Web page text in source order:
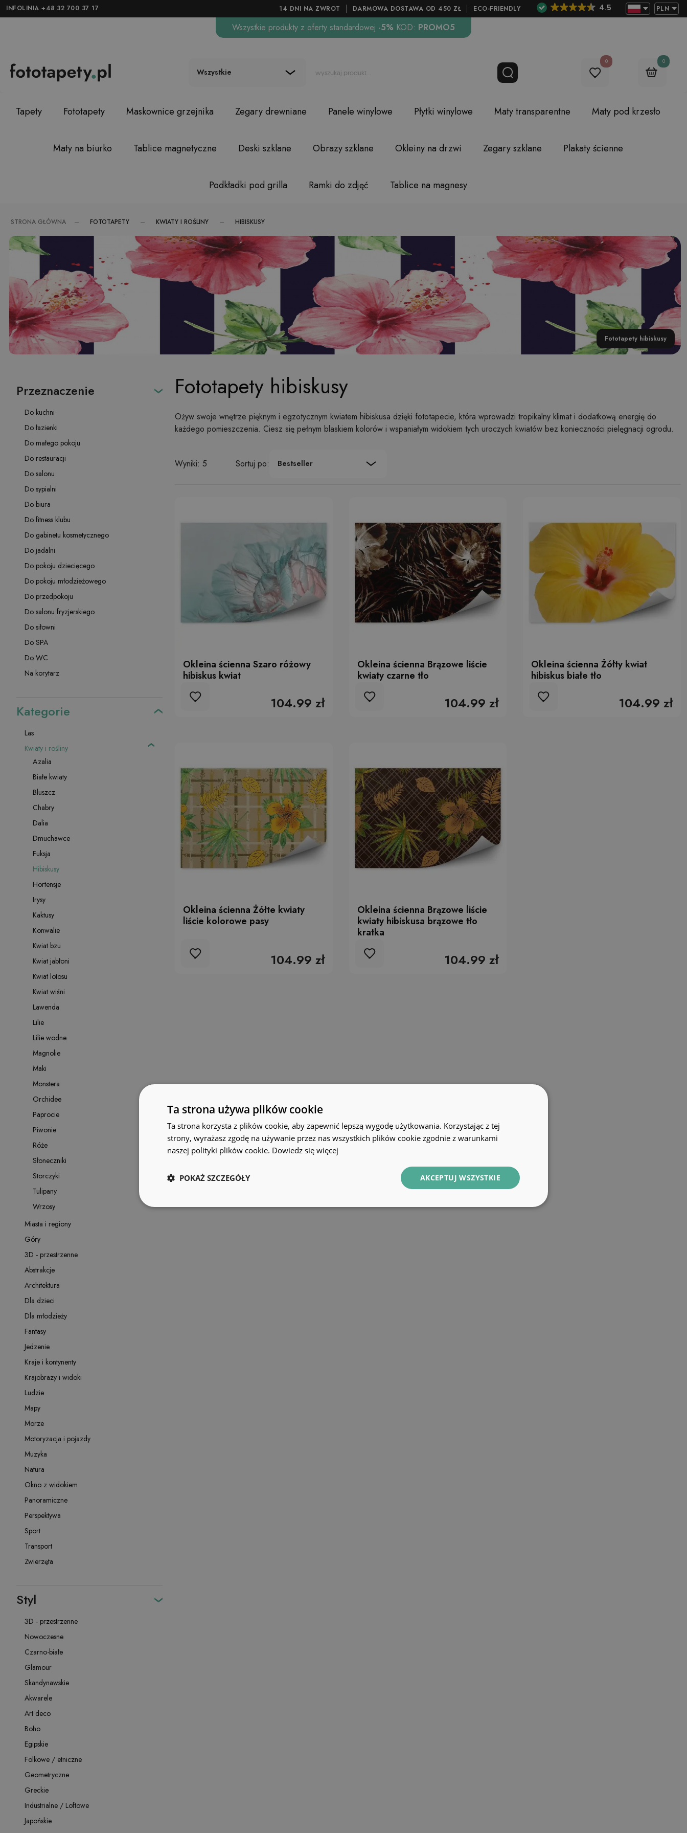
INFOLINIA +48 32 700 37 17 14 DNI NA ZWROT DARMOWA DOSTAWA OD 450 ZŁ ECO-FRIENDLY 4.5 PLN
Wszystkie produkty z oferty standardowej -5% KOD: PROMO5
Wszystkie
0 0
Tapety Fototapety Maskownice grzejnika Zegary drewniane Panele winylowe Płytki winylowe Maty transparentne Maty pod krzesło
Maty na biurko Tablice magnetyczne Deski szklane Obrazy szklane Okleiny na drzwi Zegary szklane Plakaty ścienne
Podkładki pod grilla Ramki do zdjęć Tablice na magnesy
STRONA GŁÓWNA FOTOTAPETY KWIATY I ROŚLINY HIBISKUSY
Fototapety hibiskusy
Przeznaczenie
Do kuchni
Do łazienki
Do małego pokoju
Do restauracji
Do salonu
Do sypialni
Do biura
Do fitness klubu
Do gabinetu kosmetycznego
Do jadalni
Do pokoju dziecięcego
Do pokoju młodzieżowego
Do przedpokoju
Do salonu fryzjerskiego
Do siłowni
Do SPA
Do WC
Na korytarz
Kategorie
Las
Kwiaty i rośliny
Azalia
Białe kwiaty
Bluszcz
Chabry
Dalia
Dmuchawce
Fuksja
Hibiskusy
Hortensje
Irysy
Kaktusy
Konwalie
Kwiat bzu
Kwiat jabłoni
Kwiat lotosu
Kwiat wiśni
Lawenda
Lilie
Lilie wodne
Magnolie
Maki
Monstera
Orchidee
Paprocie
Piwonie
Róże
Słoneczniki
Storczyki
Tulipany
Wrzosy
Miasta i regiony
Góry
3D - przestrzenne
Abstrakcje
Architektura
Dla dzieci
Dla młodzieży
Fantasy
Jedzenie
Kraje i kontynenty
Krajobrazy i widoki
Ludzie
Mapy
Morze
Motoryzacja i pojazdy
Muzyka
Natura
Okno z widokiem
Panoramiczne
Perspektywa
Sport
Transport
Zwierzęta
Styl
3D - przestrzenne
Nowoczesne
Czarno-białe
Glamour
Skandynawskie
Akwarele
Art deco
Boho
Egipskie
Folkowe / etniczne
Geometryczne
Greckie
Industrialne / Loftowe
Japońskie
Fototapety hibiskusy
Ożyw swoje wnętrze pięknym i egzotycznym kwiatem hibiskusa dzięki fototapecie, która wprowadzi tropikalny klimat i dodatkową energię do
każdego pomieszczenia. Ciesz się pełnym blaskiem kolorów i wspaniałym widokiem tych uroczych kwiatów bez konieczności pielęgnacji ogrodu.
Wyniki: 5 Sortuj po: Bestseller
Okleina ścienna Szaro różowy
hibiskus kwiat
104.99 zł
Okleina ścienna Brązowe liście
kwiaty czarne tło
104.99 zł
Okleina ścienna Żółty kwiat
hibiskus białe tło
104.99 zł
Okleina ścienna Żółte kwiaty
liście kolorowe pasy
104.99 zł
Okleina ścienna Brązowe liście
kwiaty hibiskusa brązowe tło
kratka
104.99 zł
Ta strona używa plików cookie
Ta strona korzysta z plików cookie, aby zapewnić lepszą wygodę użytkowania. Korzystając z tej
strony, wyrażasz zgodę na używanie przez nas wszystkich plików cookie zgodnie z warunkami
naszej polityki plików cookie. Dowiedz się więcej
AKCEPTUJ WSZYSTKIE
POKAŻ SZCZEGÓŁY